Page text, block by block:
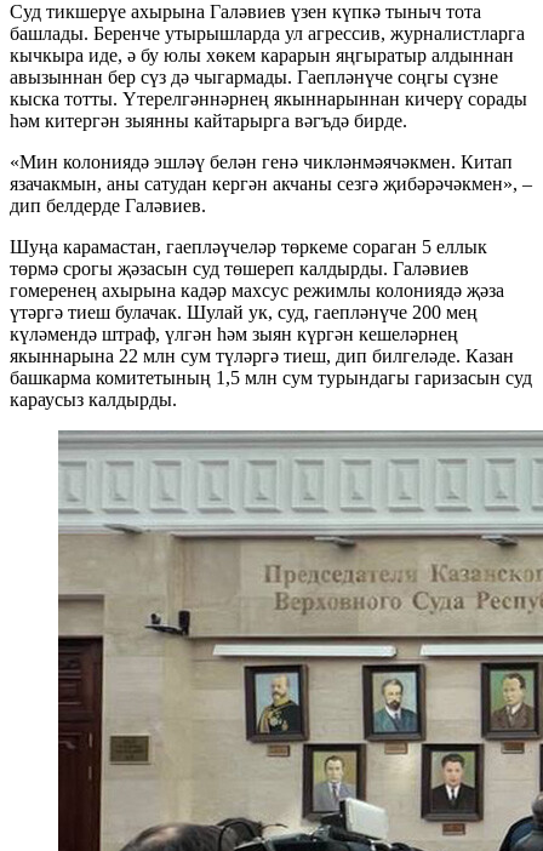
Суд тикшерүе ахырына Галәвиев үзен күпкә тыныч тота
башлады. Беренче утырышларда ул агрессив, журналистларга
кычкыра иде, ә бу юлы хөкем карарын яңгыратыр алдыннан
авызыннан бер сүз дә чыгармады. Гаепләнүче соңгы сүзне
кыска тотты. Үтерелгәннәрнең якыннарыннан кичерү сорады
һәм китергән зыянны кайтарырга вәгъдә бирде.
«Мин колониядә эшләү белән генә чикләнмәячәкмен. Китап
язачакмын, аны сатудан кергән акчаны сезгә җибәрәчәкмен», –
дип белдерде Галәвиев.
Шуңа карамастан, гаепләүчеләр төркеме сораган 5 еллык
төрмә срогы җәзасын суд төшереп калдырды. Галәвиев
гомеренең ахырына кадәр махсус режимлы колониядә җәза
үтәргә тиеш булачак. Шулай ук, суд, гаепләнүче 200 мең
күләмендә штраф, үлгән һәм зыян күргән кешеләрнең
якыннарына 22 млн сум түләргә тиеш, дип билгеләде. Казан
башкарма комитетының 1,5 млн сум турындагы гаризасын суд
караусыз калдырды.